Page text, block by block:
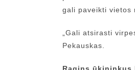
gali paveikti vietos
„Gali atsirasti
Pekauskas.